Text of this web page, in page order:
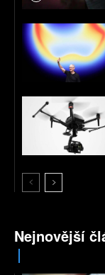
Nejnovější